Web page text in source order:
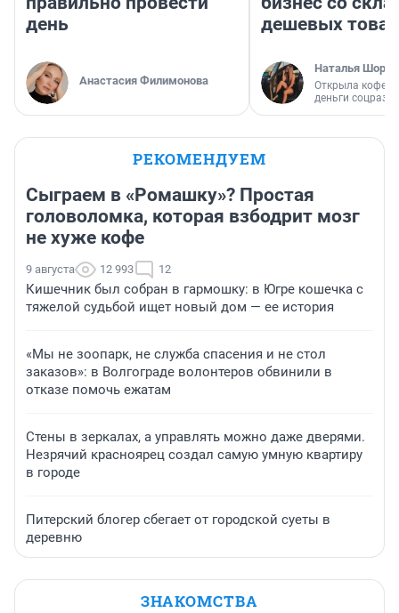
день
Анастасия Филимонова
дешевых
Наталья
Открыла
деньги
РЕКОМЕНДУЕМ
Сыграем в «Ромашку»? Простая
головоломка, которая взбодрит мозг
не хуже кофе
9 августа 12 993 12
Кишечник был собран в гармошку: в Югре кошечка с
тяжелой судьбой ищет новый дом — ее история
«Мы не зоопарк, не служба спасения и не стол
заказов»: в Волгограде волонтеров обвинили в
отказе помочь ежатам
Стены в зеркалах, а управлять можно даже дверями.
Незрячий красноярец создал самую умную квартиру
в городе
Питерский блогер сбегает от городской суеты в
деревню
ЗНАКОМСТВА